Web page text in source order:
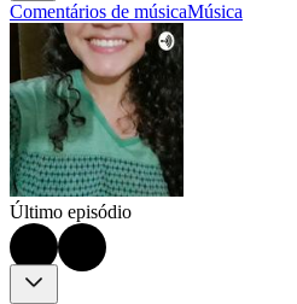
Comentários de músicaMúsica
Último episódio